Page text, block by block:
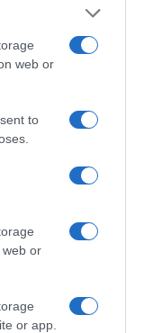
web or
to
web or
or app.
κυβερνητικός
μετά την
5,5 δισ. τον
μέσα»
περνά μέσα από